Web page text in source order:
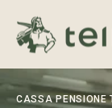
CASSA PENSIONE